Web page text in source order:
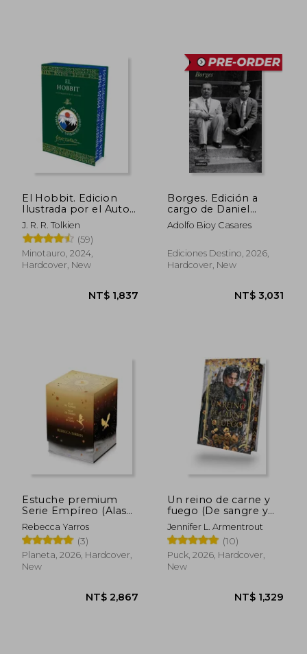
NT$ 1,314
NT$ 1,687 NT$
El Hobbit. Edicion
Ilustrada por el Autor
(in Spanish)
J. R. R. Tolkien
(59)
Minotauro, 2024,
Hardcover, New
Borges. Edición a
cargo de Daniel
Martino (in Spanish)
Adolfo Bioy Casares
Ediciones Destino, 2026,
Hardcover, New
Estuche premium
Serie Empíreo (Alas
de sangre + Alas de
hierro + Alas de ónix)
(in Spanish)
Rebecca Yarros
(3)
Planeta, 2026, Hardcover,
New
Un reino de carne y
fuego (De sangre y
cenizas 2) (in Spanish)
Jennifer L. Armentrout
(10)
Puck, 2026, Hardcover,
New